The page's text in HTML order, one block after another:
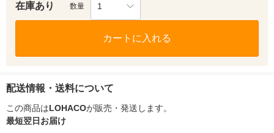
在庫あり 数量 1
カートに入れる
配送情報・送料について
この商品はLOHACOが販売・発送します。
最短翌日お届け